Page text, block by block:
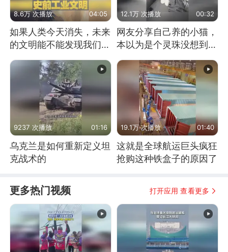
8.6万 次播放 04:05
如果人类今天消失，未来
的文明能不能发现我们存
12.1万 次播放 00:32
网友分享自己养的小猫，
本以为是个灵珠没想到是
9237 次播放 01:16
乌克兰是如何重新定义坦
克战术的
19.1万 次播放 01:40
这就是全球航运巨头疯狂
抢购这种铁盒子的原因了
更多热门视频 打开应用 查看更多